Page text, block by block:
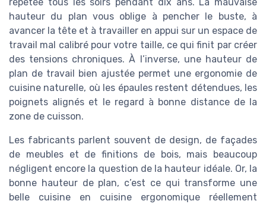
hauteur du plan vous oblige à pencher le buste, à
avancer la tête et à travailler en appui sur un espace de
travail mal calibré pour votre taille, ce qui finit par créer
des tensions chroniques. À l’inverse, une hauteur de
plan de travail bien ajustée permet une ergonomie de
cuisine naturelle, où les épaules restent détendues, les
poignets alignés et le regard à bonne distance de la
zone de cuisson.
Les fabricants parlent souvent de design, de façades
de meubles et de finitions de bois, mais beaucoup
négligent encore la question de la hauteur idéale. Or, la
bonne hauteur de plan, c’est ce qui transforme une
belle cuisine en cuisine ergonomique réellement